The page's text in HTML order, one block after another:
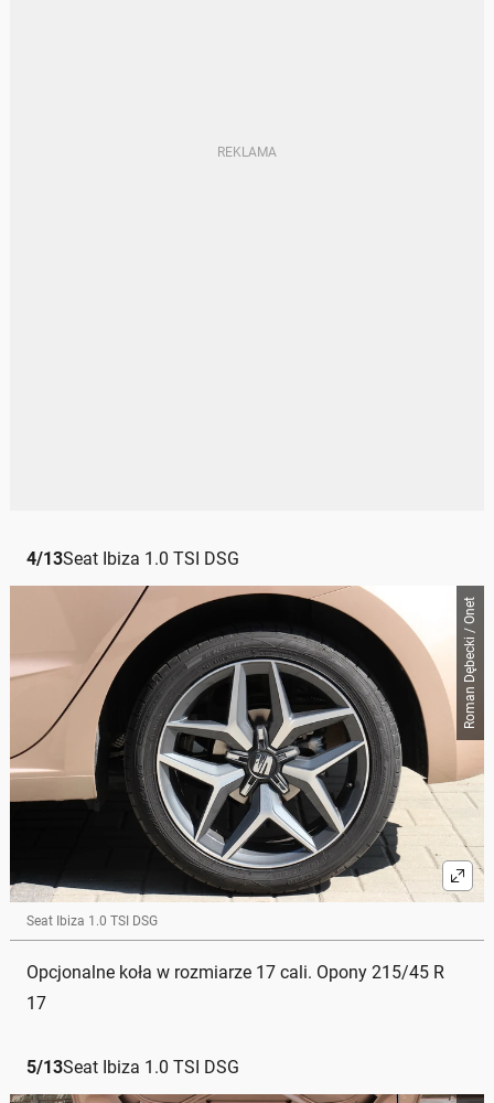
4/13Seat Ibiza 1.0 TSI DSG
Roman Dębecki / Onet
Seat Ibiza 1.0 TSI DSG
Opcjonalne koła w rozmiarze 17 cali. Opony 215/45 R
17
5/13Seat Ibiza 1.0 TSI DSG